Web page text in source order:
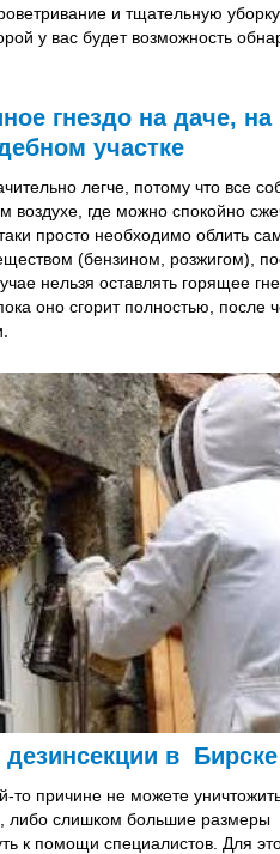
и тщательную уборку
у вас будет возможность
гнездо на даче, на
участке
легче, потому что все
воздухе, где можно спокойно
просто необходимо облить
(бензином, розжигом),
нельзя оставлять горящее
оно сгорит полностью, после
в Бирске
то причине не можете
либо слишком большие размеры
к помощи специалистов. Для